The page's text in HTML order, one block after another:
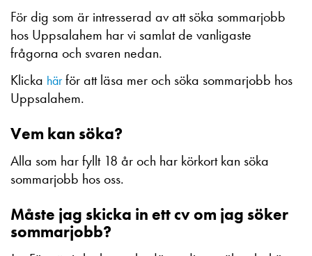
För dig som är intresserad av att söka sommarjobb
hos Uppsalahem har vi samlat de vanligaste
frågorna och svaren nedan.
Klicka härför att läsa mer och söka sommarjobb hos
Uppsalahem.
Vem kan söka?
Alla som har fyllt 18 år och har körkort kan söka
sommarjobb hos oss.
Måste jag skicka in ett cv om jag söker
sommarjobb?